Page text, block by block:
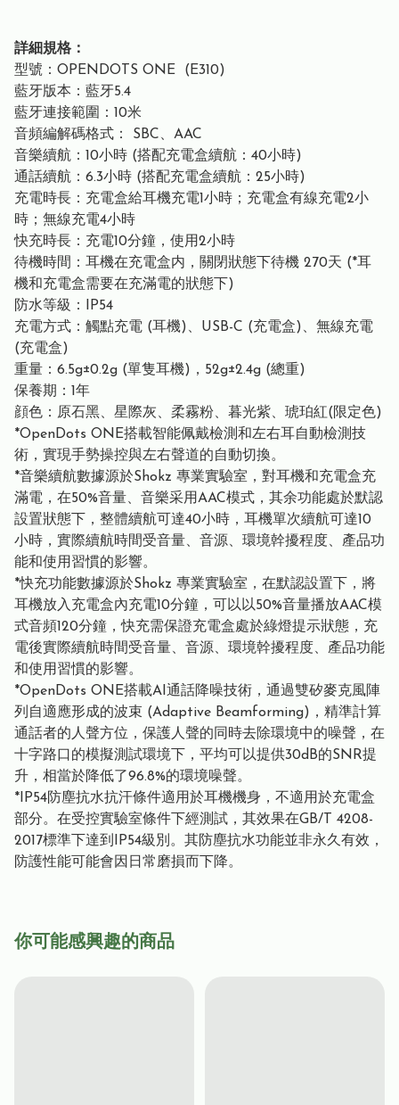
詳細規格：
型號：OPENDOTS ONE (E310)
藍牙版本：藍牙5.4
藍牙連接範圍：10米
音頻編解碼格式： SBC、AAC
音樂續航：10小時 (搭配充電盒續航：40小時)
通話續航：6.3小時 (搭配充電盒續航：25小時)
充電時長：充電盒給耳機充電1小時；充電盒有線充電2小
時；無線充電4小時
快充時長：充電10分鐘，使用2小時
待機時間：耳機在充電盒内，關閉狀態下待機 270天 (*耳
機和充電盒需要在充滿電的狀態下)
防水等級：IP54
充電方式：觸點充電 (耳機)、USB-C (充電盒)、無線充電
(充電盒)
重量：6.5g±0.2g (單隻耳機)，52g±2.4g (總重)
保養期：1年
顔色：原石黑、星際灰、柔霧粉、暮光紫、琥珀紅(限定色)
*OpenDots ONE搭載智能佩戴檢測和左右耳自動檢測技
術，實現手勢操控與左右聲道的自動切換。
*音樂續航數據源於Shokz 專業實驗室，對耳機和充電盒充
滿電，在50%音量、音樂采用AAC模式，其余功能處於默認
設置狀態下，整體續航可達40小時，耳機單次續航可達10
小時，實際續航時間受音量、音源、環境幹擾程度、產品功
能和使用習慣的影響。
*快充功能數據源於Shokz 專業實驗室，在默認設置下，將
耳機放入充電盒內充電10分鐘，可以以50%音量播放AAC模
式音頻120分鐘，快充需保證充電盒處於綠燈提示狀態，充
電後實際續航時間受音量、音源、環境幹擾程度、產品功能
和使用習慣的影響。
*OpenDots ONE搭載AI通話降噪技術，通過雙矽麥克風陣
列自適應形成的波束 (Adaptive Beamforming)，精準計算
通話者的人聲方位，保護人聲的同時去除環境中的噪聲，在
十字路口的模擬測試環境下，平均可以提供30dB的SNR提
升，相當於降低了96.8%的環境噪聲。
*IP54防塵抗水抗汗條件適用於耳機機身，不適用於充電盒
部分。在受控實驗室條件下經測試，其效果在GB/T 4208-
2017標準下達到IP54級別。其防塵抗水功能並非永久有效，
防護性能可能會因日常磨損而下降。
你可能感興趣的商品